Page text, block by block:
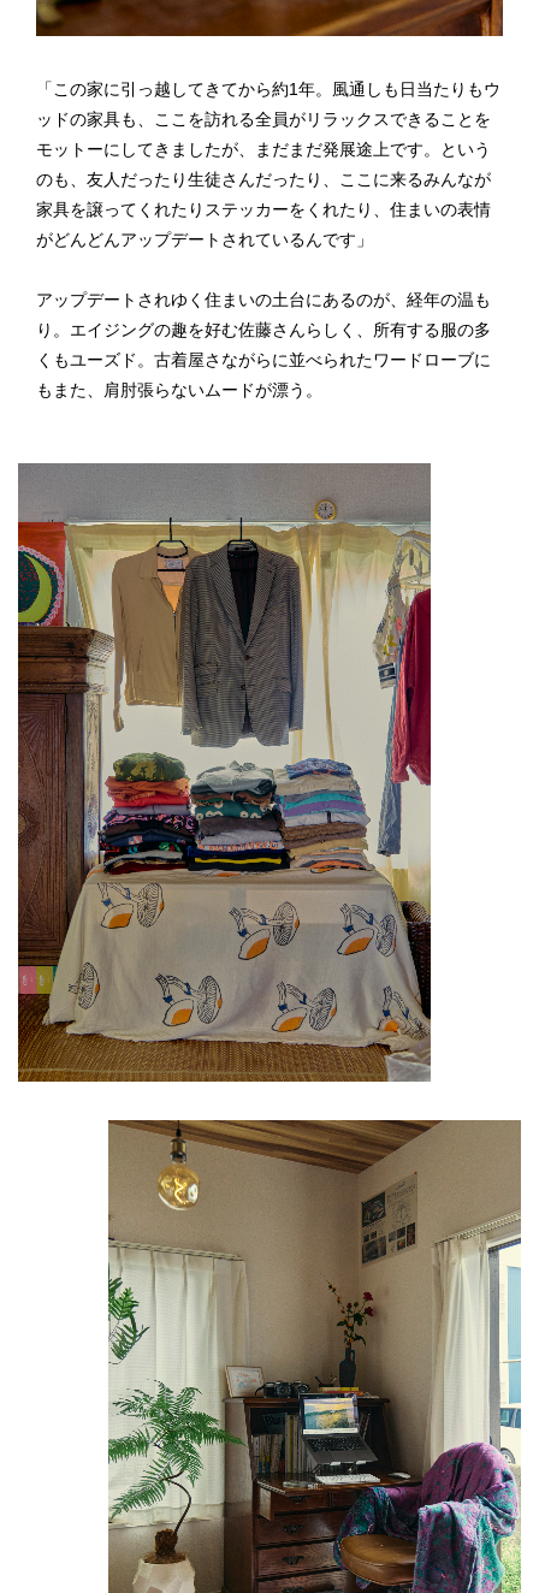
「この家に引っ越してきてから約1年。風通しも日当たりもウ
ッドの家具も、ここを訪れる全員がリラックスできることを
モットーにしてきましたが、まだまだ発展途上です。という
のも、友人だったり生徒さんだったり、ここに来るみんなが
家具を譲ってくれたりステッカーをくれたり、住まいの表情
がどんどんアップデートされているんです」
アップデートされゆく住まいの土台にあるのが、経年の温も
り。エイジングの趣を好む佐藤さんらしく、所有する服の多
くもユーズド。古着屋さながらに並べられたワードローブに
もまた、肩肘張らないムードが漂う。